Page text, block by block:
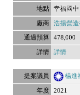
幸福國中
浩揚營造
478,000
詳情
楊進
2021